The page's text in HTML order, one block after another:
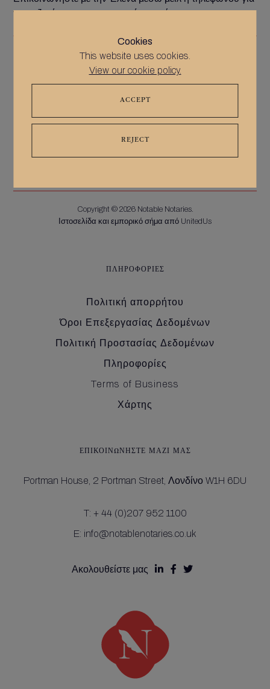
Cookies
This website uses cookies.
View our cookie policy.
ACCEPT
REJECT
να συζητήσετε τις συγκεκριμένες ανάγκες σας.
ΕΠΙΚΟΙΝΩΝΉΣΤΕ ΜΑΖΊ ΜΑΣ
Portman House, 2 Portman Street, Λονδίνο W1H 6DU
T: + 44 (0)207 952 1100
E: info@notablenotaries.co.uk
Ακολουθείστε μας   
ΠΛΗΡΟΦΟΡΊΕΣ
Πολιτική απορρήτου
Όροι Επεξεργασίας Δεδομένων
Πολιτική Προστασίας Δεδομένων
Πληροφορίες
Terms of Business
Χάρτης
Copyright © 2026 Notable Notaries.
Ιστοσελίδα και εμπορικό σήμα από UnitedUs